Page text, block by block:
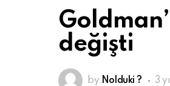
değişti
by Nolduki ? 3